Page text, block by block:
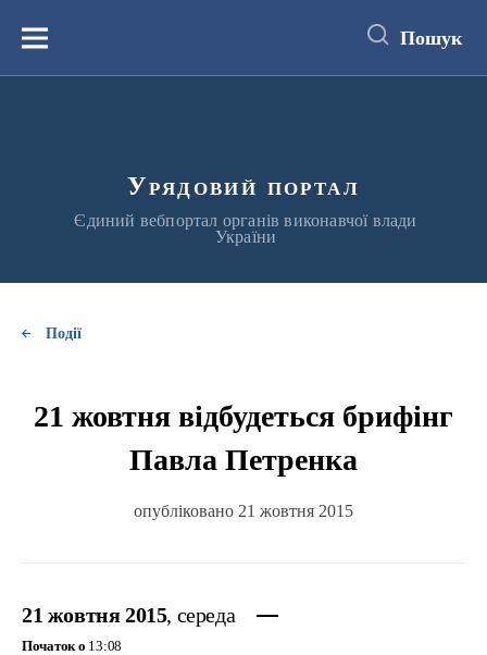
вмістуМеню Пошук
Урядовий портал
Єдиний вебпортал органів виконавчої влади
України
Події
21 жовтня відбудеться брифінг
Павла Петренка
опубліковано 21 жовтня 2015
21 жовтня 2015, середа
Початок о 13:08